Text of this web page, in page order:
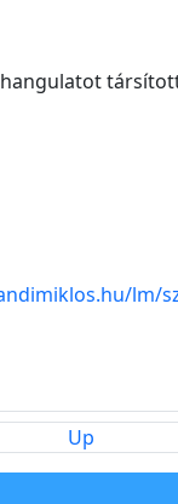
lm/
Up